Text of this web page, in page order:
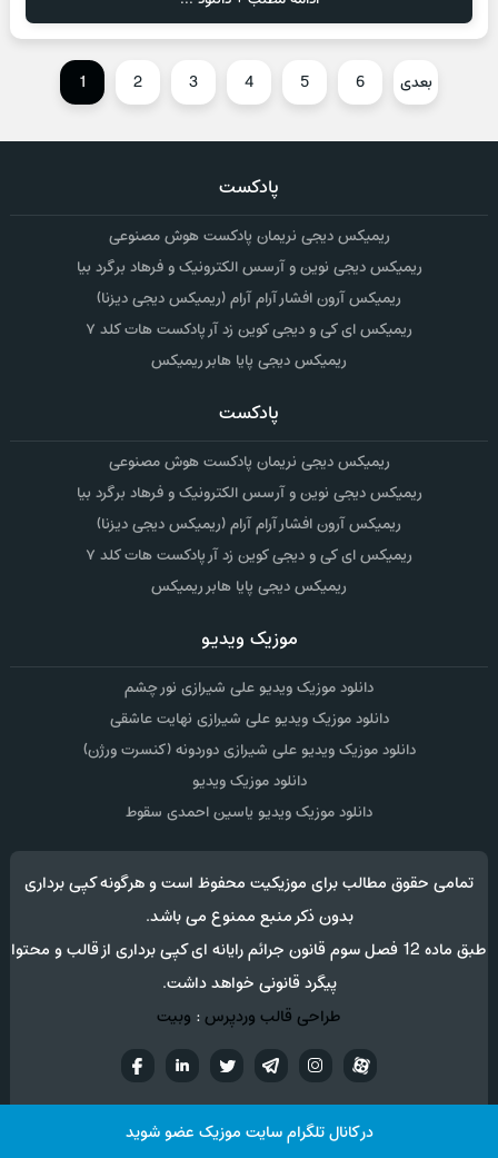
1 2 3 4 5 6 بعدی
پادکست
ریمیکس دیجی نریمان پادکست هوش مصنوعی
ریمیکس دیجی نوین و آرسس الکترونیک و فرهاد برگرد بیا
ریمیکس آرون افشار آرام آرام (ریمیکس دیجی دیزنا)
ریمیکس ای کی و دیجی کوین زد آر پادکست هات کلد ۷
ریمیکس دیجی پایا هابر ریمیکس
پادکست
ریمیکس دیجی نریمان پادکست هوش مصنوعی
ریمیکس دیجی نوین و آرسس الکترونیک و فرهاد برگرد بیا
ریمیکس آرون افشار آرام آرام (ریمیکس دیجی دیزنا)
ریمیکس ای کی و دیجی کوین زد آر پادکست هات کلد ۷
ریمیکس دیجی پایا هابر ریمیکس
موزیک ویدیو
دانلود موزیک ویدیو علی شیرازی نور چشم
دانلود موزیک ویدیو علی شیرازی نهایت عاشقی
دانلود موزیک ویدیو علی شیرازی دوردونه (کنسرت ورژن)
دانلود موزیک ویدیو
دانلود موزیک ویدیو یاسین احمدی سقوط
تمامی حقوق مطالب برای موزیکیت محفوظ است و هرگونه کپی برداری
بدون ذکر منبع ممنوع می باشد.
طبق ماده 12 فصل سوم قانون جرائم رایانه ای کپی برداری از قالب و محتوا
پیگرد قانونی خواهد داشت.
طراحی قالب وردپرس: وبیت
تويترتلگراماینستاگرام آپارات
در کانال تلگرام سایت موزیک عضو شوید